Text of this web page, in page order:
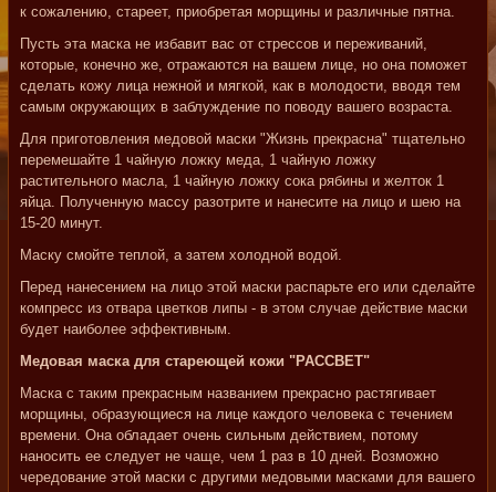
к сожалению, стареет, приобретая морщины и различные пятна.
Пусть эта маска не избавит вас от стрессов и переживаний,
которые, конечно же, отражаются на вашем лице, но она поможет
сделать кожу лица нежной и мягкой, как в молодости, вводя тем
самым окружающих в заблуждение по поводу вашего возраста.
Для приготовления медовой маски "Жизнь прекрасна" тщательно
перемешайте 1 чайную ложку меда, 1 чайную ложку
растительного масла, 1 чайную ложку сока рябины и желток 1
яйца. Полученную массу разотрите и нанесите на лицо и шею на
15-20 минут.
Маску смойте теплой, а затем холодной водой.
Перед нанесением на лицо этой маски распарьте его или сделайте
компресс из отвара цветков липы - в этом случае действие маски
будет наиболее эффективным.
Медовая маска для стареющей кожи "РАССВЕТ"
Маска с таким прекрасным названием прекрасно растягивает
морщины, образующиеся на лице каждого человека с течением
времени. Она обладает очень сильным действием, потому
наносить ее следует не чаще, чем 1 раз в 10 дней. Возможно
чередование этой маски с другими медовыми масками для вашего